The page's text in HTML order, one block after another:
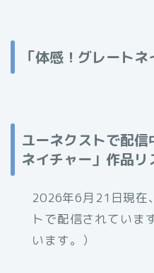
「体感！グレート
ユーネクストで配
ネイチャー」作品リ
2026年6月21日現在
トで配信されていま
います。）